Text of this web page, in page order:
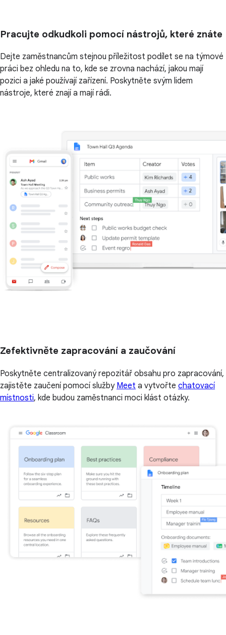
Pracujte odkudkoli pomocí nástrojů, které znáte
Dejte zaměstnancům stejnou příležitost podílet se na týmové
práci bez ohledu na to, kde se zrovna nachází, jakou mají
pozici a jaké používají zařízení. Poskytněte svým lidem
nástroje, které znají a mají rádi.
Zefektivněte zapracování a zaučování
Poskytněte centralizovaný repozitář obsahu pro zapracování,
zajistěte zaučení pomocí služby Meet a vytvořte chatovací
místnosti, kde budou zaměstnanci moci klást otázky.